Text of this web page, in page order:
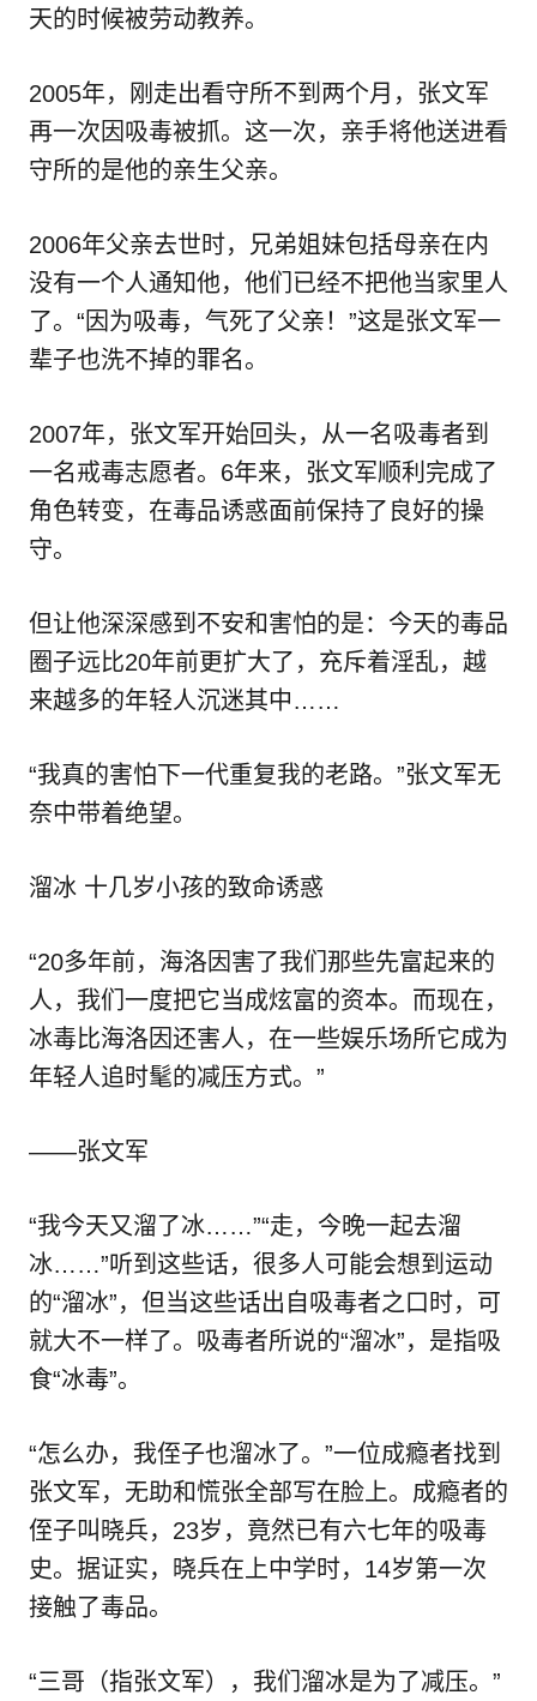
天的时候被劳动教养。
2005年，刚走出看守所不到两个月，张文军
再一次因吸毒被抓。这一次，亲手将他送进看
守所的是他的亲生父亲。
2006年父亲去世时，兄弟姐妹包括母亲在内
没有一个人通知他，他们已经不把他当家里人
了。“因为吸毒，气死了父亲！”这是张文军一
辈子也洗不掉的罪名。
2007年，张文军开始回头，从一名吸毒者到
一名戒毒志愿者。6年来，张文军顺利完成了
角色转变，在毒品诱惑面前保持了良好的操
守。
但让他深深感到不安和害怕的是：今天的毒品
圈子远比20年前更扩大了，充斥着淫乱，越
来越多的年轻人沉迷其中……
“我真的害怕下一代重复我的老路。”张文军无
奈中带着绝望。
溜冰 十几岁小孩的致命诱惑
“20多年前，海洛因害了我们那些先富起来的
人，我们一度把它当成炫富的资本。而现在，
冰毒比海洛因还害人，在一些娱乐场所它成为
年轻人追时髦的减压方式。”
——张文军
“我今天又溜了冰……”“走，今晚一起去溜
冰……”听到这些话，很多人可能会想到运动
的“溜冰”，但当这些话出自吸毒者之口时，可
就大不一样了。吸毒者所说的“溜冰”，是指吸
食“冰毒”。
“怎么办，我侄子也溜冰了。”一位成瘾者找到
张文军，无助和慌张全部写在脸上。成瘾者的
侄子叫晓兵，23岁，竟然已有六七年的吸毒
史。据证实，晓兵在上中学时，14岁第一次
接触了毒品。
“三哥（指张文军），我们溜冰是为了减压。”